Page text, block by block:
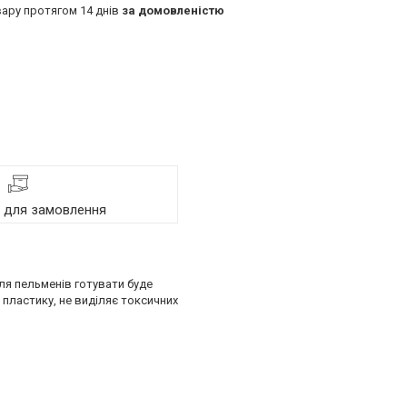
протягом 14 днів за домовленістю
для замовлення
пельменів готувати буде
не виділяє токсичних